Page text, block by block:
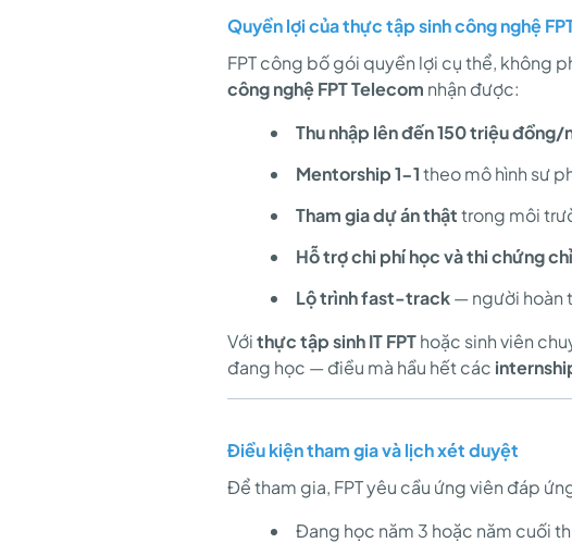
Quyền lợi của thực tập sinh công nghệ
FPT công bố gói quyền lợi cụ thể, không
công nghệ FPT Telecom nhận được:
Thu nhập lên đến 150 triệu đồng/
Mentorship 1-1theo mô hình sư
Tham gia dự án thậttrong môi
Hỗ trợ chi phí học và thi chứng chỉ
Lộ trình fast-track— người hoàn
Vớithực tập sinh IT FPThoặc sinh viên
đang học — điều mà hầu hết các
Điều kiện tham gia và lịch xét duyệt
Để tham gia, FPT yêu cầu ứng viên đáp
Đang học năm 3 hoặc năm cuối